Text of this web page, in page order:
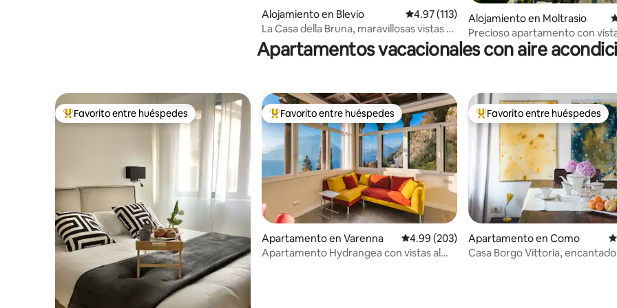
Alojamiento en Blevio Calificación promedio: 4.97 de 5, 113 reseñas
4.97 (113)
La Casa della Bruna, maravillosas vistas al
lago y aparcamiento
Alojamiento en Moltrasio
Precioso apartamento con
de Como
Apartamentos vacacionales con aire
Favorito entre huéspedes preferido
Favorito entre huéspedes Favorito entre huéspedes preferido
Favorito entre huéspedes
Apartamento en Varenna Calificación promedio: 4.99 de 5, 203 reseñas
4.99 (203)
Apartamento Hydrangea con vistas al
Favorito entre huéspedes
Favorito entre huéspedes
Apartamento en Como
Casa Borgo Vittoria,